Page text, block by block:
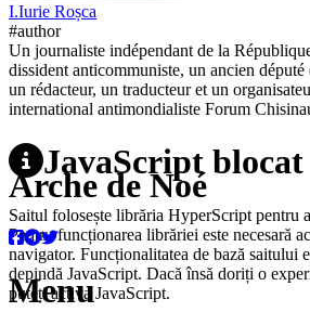
I.Iurie Roșca
#author
Un journaliste indépendant de la
dissident anticommuniste, un ancien
un rédacteur, un traducteur et un
international antimondialiste Forum
JavaScript blocat
Saitul folosește librăria HyperScript pentru
Pentru funcționarea librăriei este necesară
navigator. Funcționalitatea de bază saitului
depindă JavaScript. Dacă însă doriți o
puteți activa JavaScript.
Arche de Noé
Menu